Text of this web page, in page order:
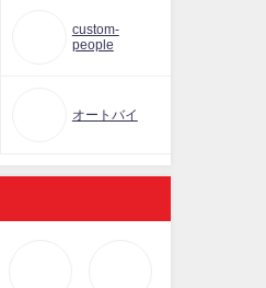
custom-
people
オートバイ